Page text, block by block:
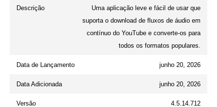
Descrição
Uma aplicação leve e fácil de usar que
suporta o download de fluxos de áudio em
contínuo do YouTube e converte-os para
todos os formatos populares.
Data de Lançamento junho 20, 2026
Data Adicionada junho 20, 2026
Versão 4.5.14.712